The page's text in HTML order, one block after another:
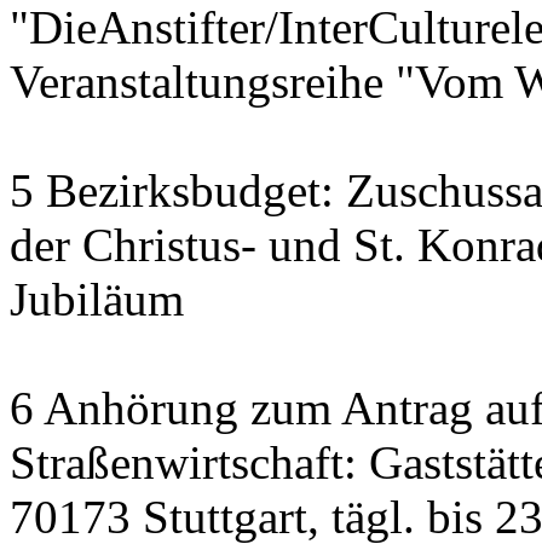
"DieAnstifter/
Veranstaltungsreihe "Vom
5 Bezirksbudget:
der Christus- und St.
Jubiläum
6 Anhörung zum Antrag
Straßenwirtschaft:
70173 Stuttgart, tägl. bis